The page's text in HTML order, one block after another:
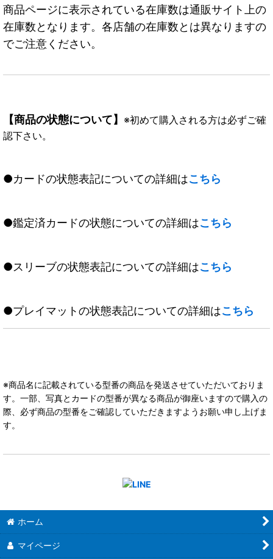
商品ページに表示されている在庫数は通販サイト上の
在庫数となります。各店舗の在庫数とは異なりますの
でご注意ください。
【商品の状態について】 ※初めて購入される方は必ずご確
認下さい。
●カードの状態表記についての詳細はこちら
●鑑定済カードの状態についての詳細はこちら
●スリーブの状態表記についての詳細はこちら
●プレイマットの状態表記についての詳細はこちら
※商品名に記載されている型番の商品を発送させていただいておりま
す。一部、写真とカードの型番が異なる商品が御座いますので購入の
際、必ず商品の型番をご確認していただきますようお願い申し上げま
す。
ホーム
マイページ